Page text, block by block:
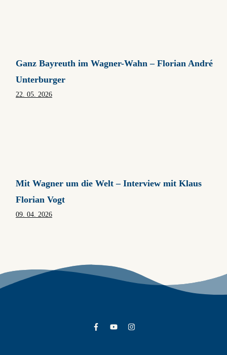
Ganz Bayreuth im Wagner-Wahn – Florian André
Unterburger
22. 05. 2026
Mit Wagner um die Welt – Interview mit Klaus
Florian Vogt
09. 04. 2026